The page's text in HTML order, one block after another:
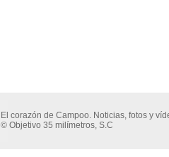
El corazón de Campoo. Noticias, fotos y
© Objetivo 35 milímetros, S.C